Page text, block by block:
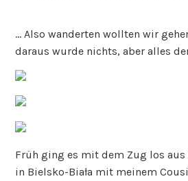
… Also wanderten wollten wir
daraus wurde nichts, aber alles
Früh ging es mit dem Zug los aus
in Bielsko-Biała mit meinem